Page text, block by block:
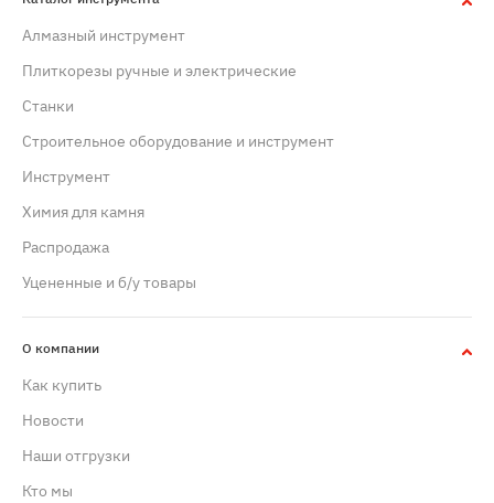
Алмазный инструмент
Плиткорезы ручные и электрические
Станки
Строительное оборудование и инструмент
Инструмент
Химия для камня
Распродажа
Уцененные и б/у товары
О компании
Как купить
Новости
Наши отгрузки
Кто мы